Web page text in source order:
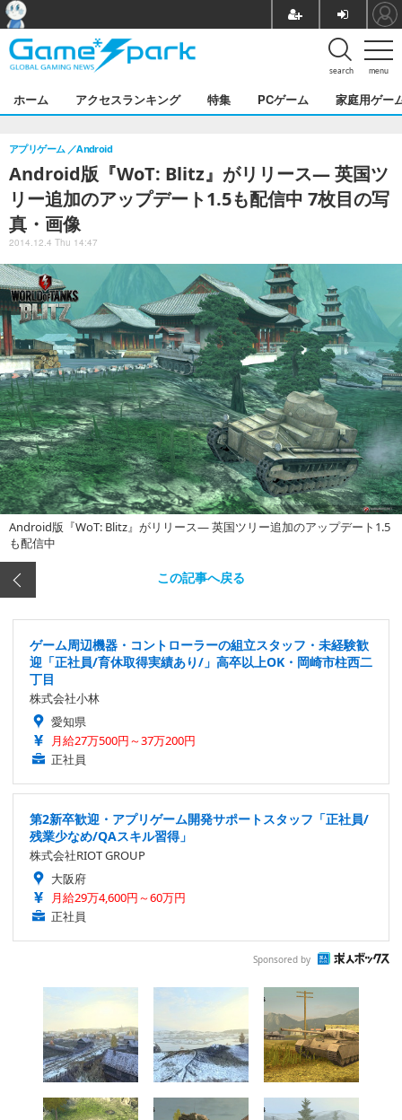
menu
search
ホーム アクセスランキング 特集 PCゲーム 家庭用ゲー
Android版『WoT: Blitz』がリリース― 英国ツ
リー追加のアップデート1.5も配信中 7枚目の写
真・画像
アプリゲーム Android
2014.12.4 Thu 14:47
Android版『WoT: Blitz』がリリース― 英国ツリー追加のアップデート1.5
も配信中
この記事へ戻る
ゲーム周辺機器・コントローラーの組立スタッフ・未経験歓
迎「正社員/育休取得実績あり/」高卒以上OK・岡崎市柱西二
丁目
株式会社小林
愛知県
月給27万500円～37万200円
正社員
第2新卒歓迎・アプリゲーム開発サポートスタッフ「正社員/
残業少なめ/QAスキル習得」
株式会社RIOT GROUP
大阪府
月給29万4,600円～60万円
正社員
Sponsored by